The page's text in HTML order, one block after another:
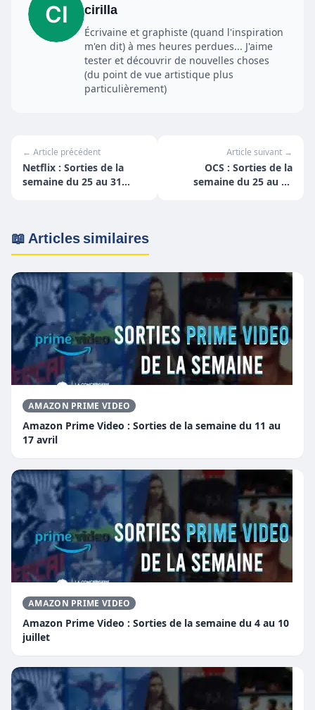
cirilla
Écrivaine et graphiste (quand l'inspiration
m'en dit) à mes heures perdues... J'aime
tester et découvrir de nouvelles choses
(du point de vue artistique plus
particulièrement)
← Article précédent
Netflix : Sorties de la
semaine du 25 au 31
Article suivant →
OCS : Sorties de la
semaine du 25 au 31
📖 Articles similaires
AMAZON PRIME VIDEO
Amazon Prime Video : Sorties de la semaine du 11 au
17 avril
AMAZON PRIME VIDEO
Amazon Prime Video : Sorties de la semaine du 4 au 10
juillet